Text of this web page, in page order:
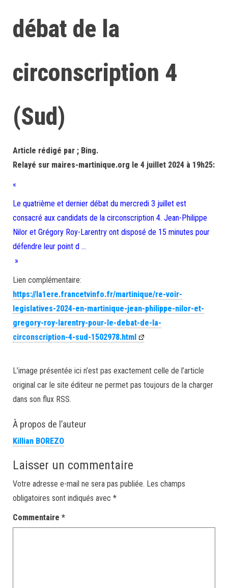
débat de la
circonscription 4
(Sud)
Article rédigé par ; Bing.
Relayé sur maires-martinique.org le 4 juillet 2024 à 19h25:
«
Le quatrième et dernier débat du mercredi 3 juillet est
consacré aux candidats de la circonscription 4. Jean-Philippe
Nilor et Grégory Roy-Larentry ont disposé de 15 minutes pour
défendre leur point d …
»
Lien complémentaire:
https://la1ere.francetvinfo.fr/martinique/re-voir-
legislatives-2024-en-martinique-jean-philippe-nilor-et-
gregory-roy-larentry-pour-le-debat-de-la-
circonscription-4-sud-1502978.html
L’image présentée ici n’est pas exactement celle de l’article
original car le site éditeur ne permet pas toujours de la charger
dans son flux RSS.
À propos de l’auteur
Killian BOREZO
Laisser un commentaire
Votre adresse e-mail ne sera pas publiée. Les champs
obligatoires sont indiqués avec *
Commentaire *